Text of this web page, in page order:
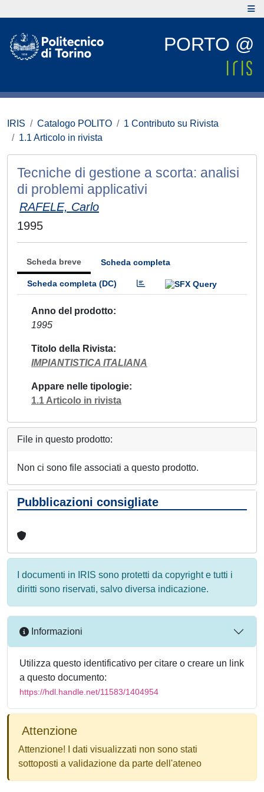
PORTO @
IRIS Catalogo POLITO
1 Contributo su Rivista
1.1 Articolo in rivista
Tecniche di gestione a scorta: analisi
di problemi applicativi
RAFELE, Carlo
1995
Scheda breve Scheda completa
Scheda completa (DC)
Anno del prodotto
1995
Titolo della Rivista
IMPIANTISTICA ITALIANA
Appare nelle tipologie
1.1 Articolo in rivista
File in questo prodotto:
Non ci sono file associati a questo prodotto.
Pubblicazioni consigliate
I documenti in IRIS sono protetti da copyright e tutti i
diritti sono riservati, salvo diversa indicazione.
Informazioni
Utilizza questo identificativo per citare o creare un link
a questo documento:
https://hdl.handle.net/11583/1404954
Attenzione
Attenzione! I dati visualizzati non sono stati
sottoposti a validazione da parte dell'ateneo